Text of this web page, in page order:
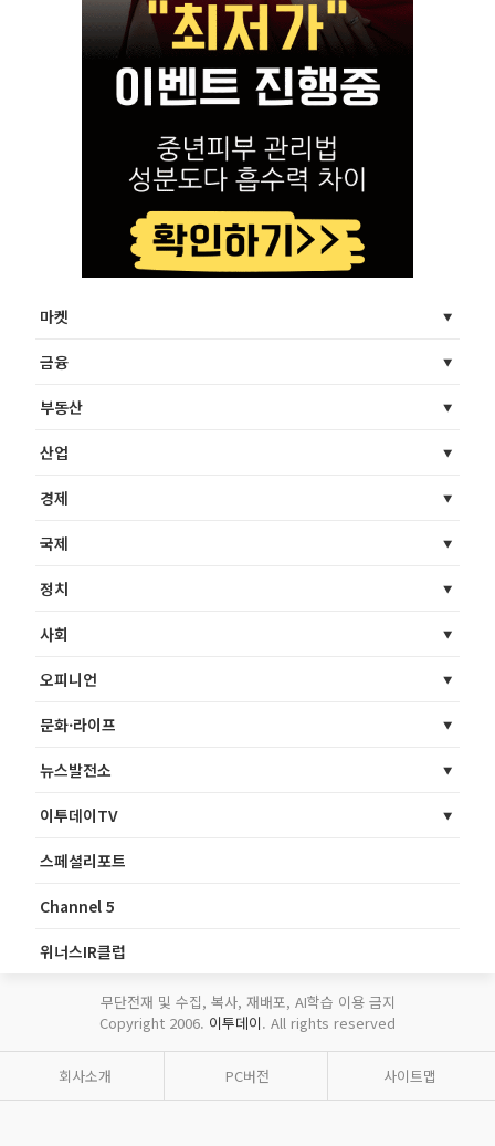
마켓
금융
부동산
산업
경제
국제
정치
사회
오피니언
문화·라이프
뉴스발전소
이투데이TV
스페셜리포트
Channel 5
위너스IR클럽
무단전재 및 수집, 복사, 재배포, AI학습 이용 금지
Copyright 2006. 이투데이. All rights reserved
회사소개 PC버전 사이트맵